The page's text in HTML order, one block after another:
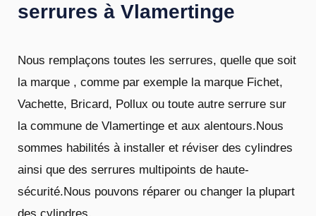
serrures à Vlamertinge
Nous remplaçons toutes les serrures, quelle que soit
la marque , comme par exemple la marque Fichet,
Vachette, Bricard, Pollux ou toute autre serrure sur
la commune de Vlamertinge et aux alentours.Nous
sommes habilités à installer et réviser des cylindres
ainsi que des serrures multipoints de haute-
sécurité.Nous pouvons réparer ou changer la plupart